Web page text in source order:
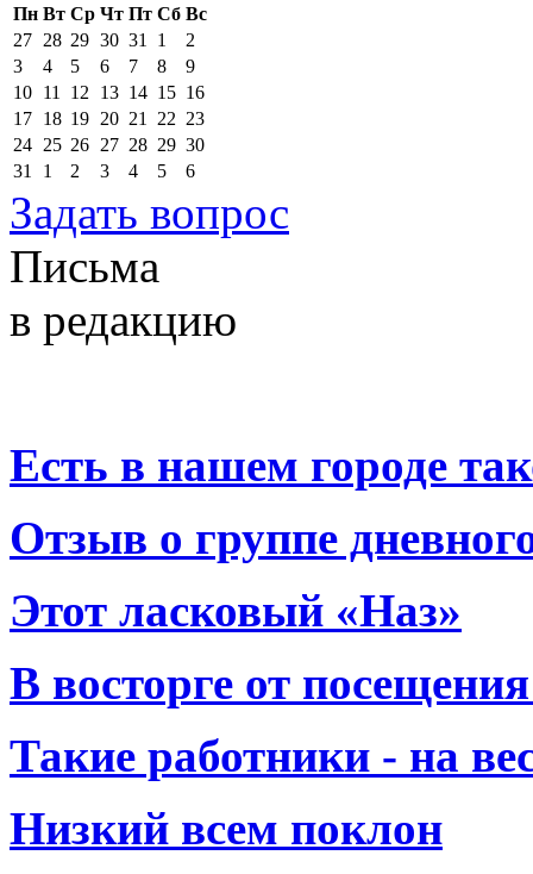
Пн Вт Ср Чт Пт Сб Вс
27 28 29 30 31 1
2
3
4 5 6 7 8
9
10 11 12 13 14 15 16
17 18 19 20 21 22 23
24 25 26 27 28 29 30
31
1 2 3 4 5 6
Задать вопрос
Письма
в редакцию
Есть в нашем городе
Отзыв о группе
Этот ласковый «Наз»
В восторге от
Такие работники - на
Низкий всем поклон